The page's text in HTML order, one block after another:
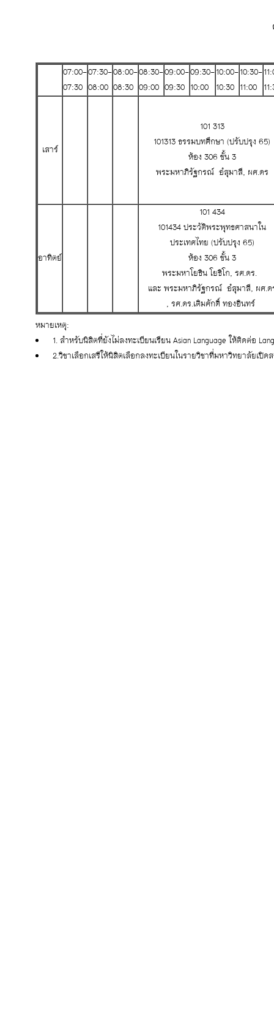
07:00-
07:30
07:30-
08:00
08:00-
08:30
08:30-
09:00
09:00-
09:30
09:30-
10:00
10:00-
10:30
10:30-
11:00
เสาร์
101 313
101313 ธรรมบทศึกษา (ปรับปรุง 65)
ห้อง 306 ชั้น 3
พระมหาภิรัฐกรณ์ อํสุมาลี, ผศ.ดร
อาทิตย์
101 434
101434 ประวัติพระพุทธศาสนาใน
ประเทศไทย (ปรับปรุง 65)
ห้อง 306 ชั้น 3
พระมหาโยธิน โยธิโก, รศ.ดร.
และ พระมหาภิรัฐกรณ์ อํสุมาลี, ผศ.ด
, รศ.ดร.เติมศักดิ์ ทองอินทร์
หมายเหตุ:
1. สำหรับนิสิตที่ยังไม่ลงทะเบียนเรียน Asian Language ให้ติดต่อ
2.วิชาเลือกเสรีให้นิสิตเลือกลงทะเบียนในรายวิชาที่มหาวิทยาลัยเปิ